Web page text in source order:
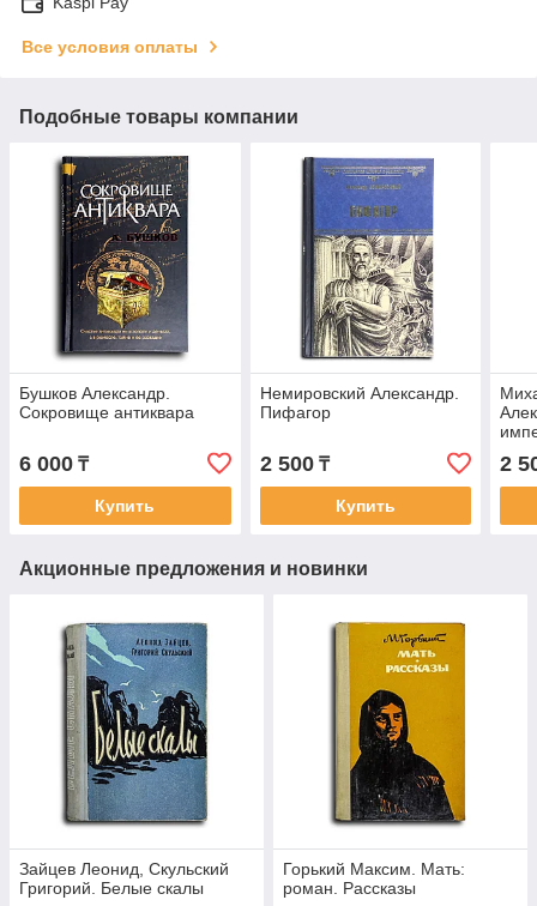
Все условия оплаты
Подобные товары компании
Бушков Александр.
Сокровище антиквара
6 000 ₸
Купить
Немировский Александр.
Пифагор
2 500₸
Купить
2
Акционные предложения и новинки
Зайцев Леонид, Скульский
Григорий. Белые скалы
Горький Максим. Мать:
роман. Рассказы